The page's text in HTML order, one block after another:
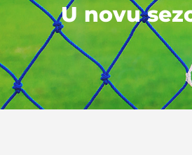
U novu